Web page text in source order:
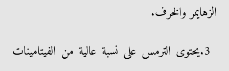
الزهايمر والخرف.
3.يحتوى الترمس على نسبة عالية من الفيتامينات